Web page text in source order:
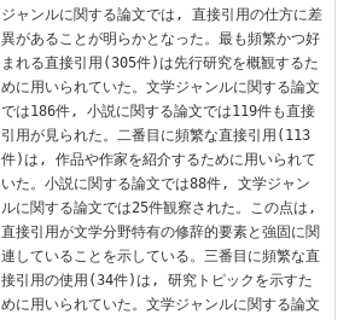
ジャンルに関する論文では, 直接引用の仕方に差
異があることが明らかとなった。最も頻繁かつ好
まれる直接引用(305件)は先行研究を概観するた
めに用いられていた。文学ジャンルに関する論文
では186件, 小説に関する論文では119件も直接
引用が見られた。二番目に頻繁な直接引用(113
件)は, 作品や作家を紹介するために用いられて
いた。小説に関する論文では88件, 文学ジャン
ルに関する論文では25件観察された。この点は,
直接引用が文学分野特有の修辞的要素と強固に関
連していることを示している。三番目に頻繁な直
接引用の使用(34件)は, 研究トピックを示すた
めに用いられていた。文学ジャンルに関する論文